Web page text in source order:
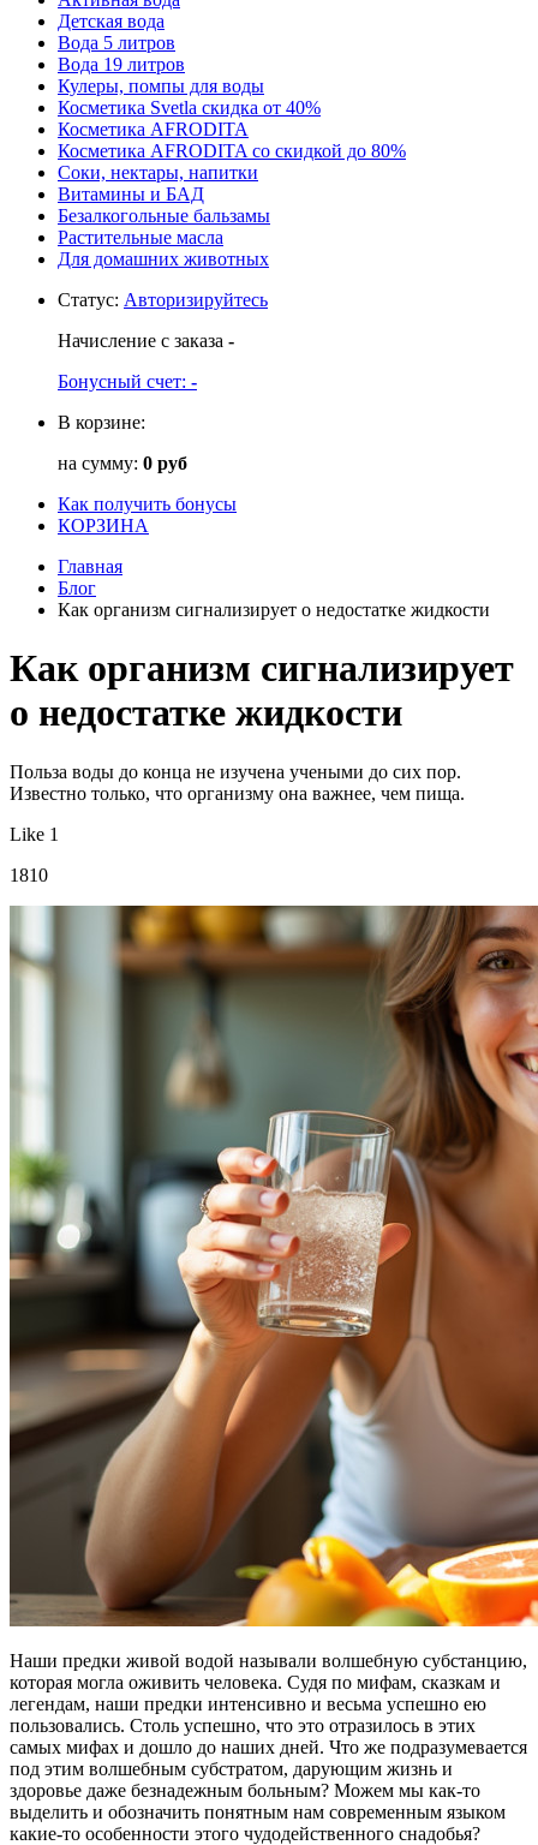
Детская вода
Вода 5 литров
Вода 19 литров
Кулеры, помпы для воды
Косметика Svetla скидка от 40%
Косметика AFRODITA
Косметика AFRODITA со скидкой до 80%
Соки, нектары, напитки
Витамины и БАД
Безалкогольные бальзамы
Растительные масла
Для домашних животных
Статус: Авторизируйтесь
Начисление с заказа -
Бонусный счет: -
В корзине:
на сумму: 0 руб
Как получить бонусы
КОРЗИНА
Главная
Блог
Как организм сигнализирует о недостатке жидкости
Как организм сигнализирует
о недостатке жидкости
Польза воды до конца не изучена учеными до сих пор.
Известно только, что организму она важнее, чем пища.
Like 1
1810
Наши предки живой водой называли волшебную субстанцию,
которая могла оживить человека. Судя по мифам, сказкам и
легендам, наши предки интенсивно и весьма успешно ею
пользовались. Столь успешно, что это отразилось в этих
самых мифах и дошло до наших дней. Что же подразумевается
под этим волшебным субстратом, дарующим жизнь и
здоровье даже безнадежным больным? Можем мы как-то
выделить и обозначить понятным нам современным языком
какие-то особенности этого чудодейственного снадобья?